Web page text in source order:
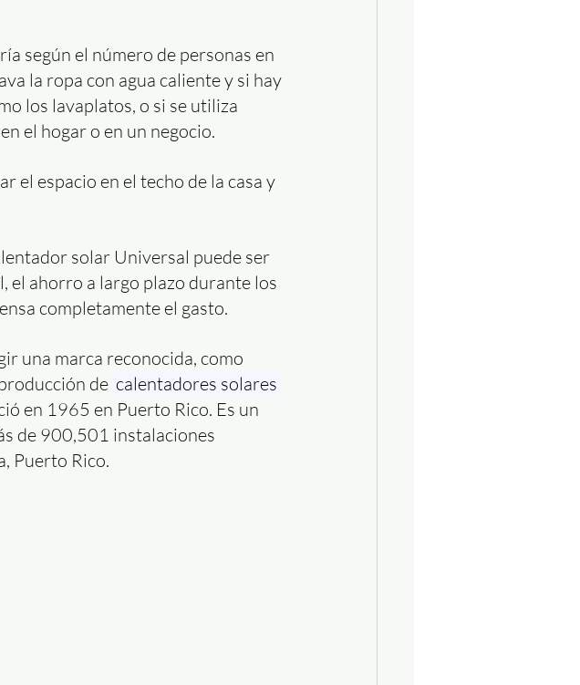
según el número de personas en
la ropa con agua caliente y si hay
los lavaplatos, o si se utiliza
el hogar o en un negocio.
el espacio en el techo de la casa y
solar Universal puede ser
el ahorro a largo plazo durante los
completamente el gasto.
una marca reconocida, como
de calentadores solares
en 1965 en Puerto Rico. Es un
de 900,501 instalaciones
Puerto Rico.